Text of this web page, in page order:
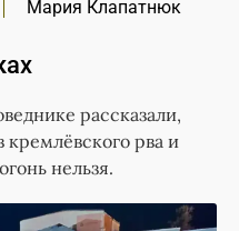
Мария Клапатнюк
рассказали,
кремлёвского рва и
нельзя.